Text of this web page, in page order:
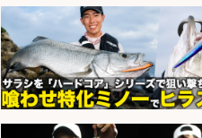
FOOD MARKET 新橋店
sponsored by
居酒屋/キッチンスタッフ/
鮮度抜群!大衆酒場で元気
チンスタッフを募集